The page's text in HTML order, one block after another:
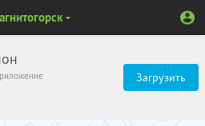
Загрузить